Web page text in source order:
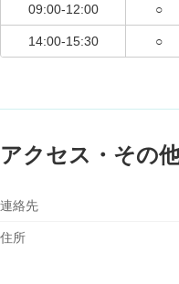
09:00-12:00 ○
14:00-15:30 ○
アクセス・その
連絡先
住所